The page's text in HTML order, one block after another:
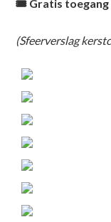
🎟 Gratis toegang
(Sfeerverslag